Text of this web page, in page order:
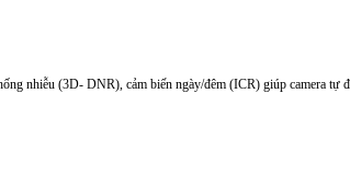
nhiễu (3D- DNR), cảm biến ngày/đêm (ICR) giúp camera tự